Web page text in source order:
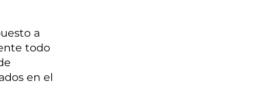
a
todo
en el